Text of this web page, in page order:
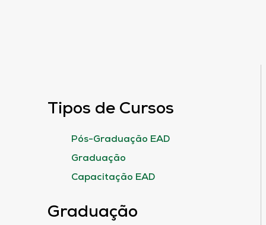
Tipos de Cursos
Pós-Graduação EAD
Graduação
Capacitação EAD
Graduação